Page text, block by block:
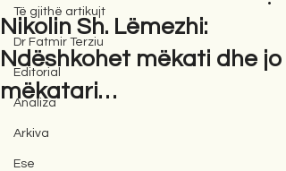
Të gjithë artikujt
Dr Fatmir Terziu
Editorial
Analiza
Arkiva
Ese
Nikolin Sh. Lëmezhi:
Ndëshkohet mëkati dhe jo
mëkatari…